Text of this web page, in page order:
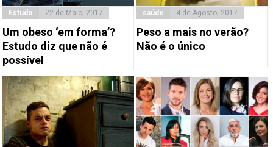
Estudo 22 de Maio, 2017
Um obeso ‘em forma’?
Estudo diz que não é
possível
saúde 4 de Agosto, 2017
Peso a mais no verão?
Não é o único